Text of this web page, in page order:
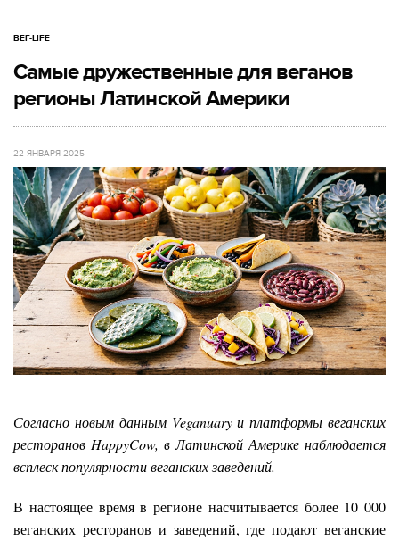
ВЕГ-LIFE
Самые дружественные для веганов
регионы Латинской Америки
22 ЯНВАРЯ 2025
Согласно новым данным Veganuary и платформы веганских
ресторанов HappyCow, в Латинской Америке наблюдается
всплеск популярности веганских заведений.
В настоящее время в регионе насчитывается более 10 000
веганских ресторанов и заведений, где подают веганские